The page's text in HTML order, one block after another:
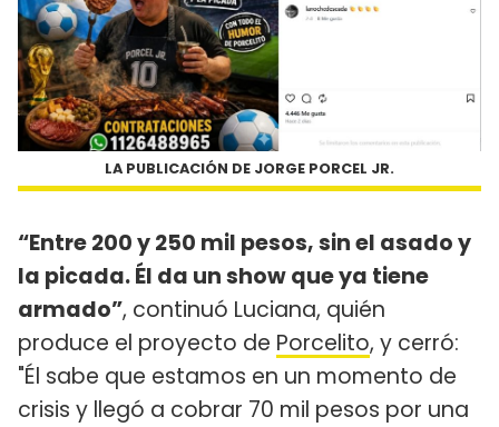
LA PUBLICACIÓN DE JORGE PORCEL JR.
“Entre 200 y 250 mil pesos, sin el asado y
la picada. Él da un show que ya tiene
armado”, continuó Luciana, quién
produce el proyecto de Porcelito, y cerró:
"Él sabe que estamos en un momento de
crisis y llegó a cobrar 70 mil pesos por una